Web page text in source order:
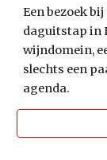
Een bezoek
daguitstap in
wijndomein,
slechts een
agenda.